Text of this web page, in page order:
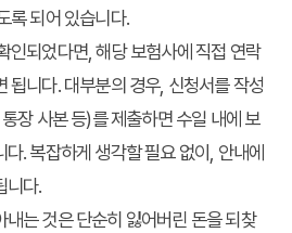
록 되어 있습니다.
인되었다면, 해당 보험사에 직접 연락
됩니다. 대부분의 경우, 신청서를 작성
장 사본 등)를 제출하면 수일 내에 보
. 복잡하게 생각할 필요 없이, 안내에
니다.
는 것은 단순히 잃어버린 돈을 되찾